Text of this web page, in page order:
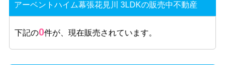
アーベントハイム幕張花見川 3LDKの販売中不動産
下記の0件が、現在販売されています。